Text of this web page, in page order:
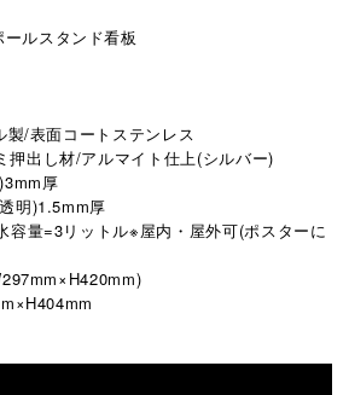
ルスタンド看板
/表面コートステンレス
押出し材/アルマイト仕上(シルバー)
厚
明)1.5mm厚
容量=3リットル※屋内・屋外可(ポスターに